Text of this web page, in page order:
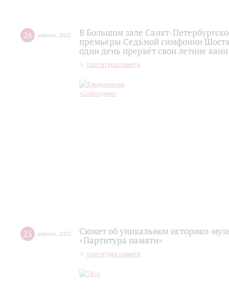
26 апреля 2022
В Большом зале Санкт-
премьеры Седьмой симфонии
один день прервёт свои летние
партитура памяти
25 апреля 2022
Сюжет об уникальном историко-
«Партитура памяти»
партитура памяти